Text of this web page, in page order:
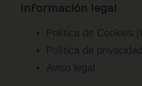
Información legal